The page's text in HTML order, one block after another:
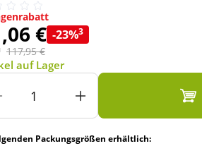
€ -23%3
117,95 €
auf Lager
Packungsgrößen erhältlich: